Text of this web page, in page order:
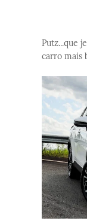
Putz...que
carro mais